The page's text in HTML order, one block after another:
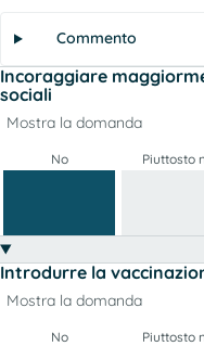
Commento
Incoraggiare
sociali
Mostra la domanda
No Piuttosto
Introdurre la
Mostra la domanda
No Piuttosto